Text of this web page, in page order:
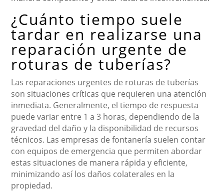
¿Cuánto tiempo suele
tardar en realizarse una
reparación urgente de
roturas de tuberías?
Las reparaciones urgentes de roturas de tuberías
son situaciones críticas que requieren una atención
inmediata. Generalmente, el tiempo de respuesta
puede variar entre 1 a 3 horas, dependiendo de la
gravedad del daño y la disponibilidad de recursos
técnicos. Las empresas de fontanería suelen contar
con equipos de emergencia que permiten abordar
estas situaciones de manera rápida y eficiente,
minimizando así los daños colaterales en la
propiedad.